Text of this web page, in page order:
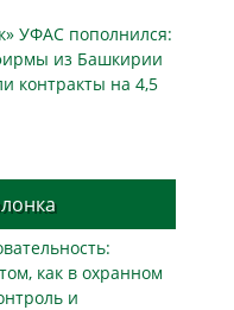
УФАС пополнился:
из Башкирии
контракты на 4,5
как в охранном
и